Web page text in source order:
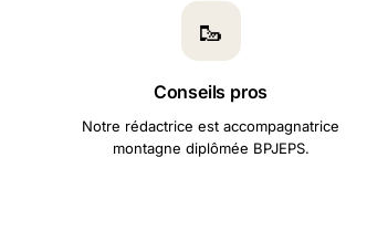
🥾
Conseils pros
Notre rédactrice est accompagnatrice
montagne diplômée BPJEPS.